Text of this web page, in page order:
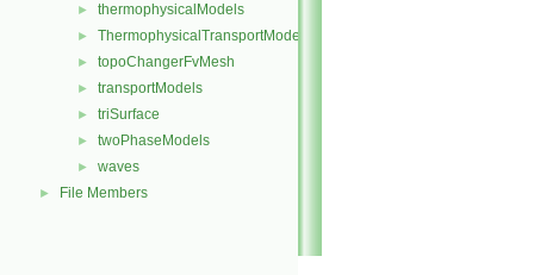
► thermophysicalModels
► ThermophysicalTransportModels
► topoChangerFvMesh
► transportModels
► triSurface
► twoPhaseModels
► waves
► File Members